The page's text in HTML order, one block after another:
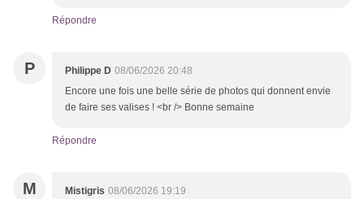
Répondre
P Philippe D 08/06/2026 20:48
Encore une fois une belle série de photos qui donnent envie
de faire ses valises ! <br /> Bonne semaine
Répondre
M Mistigris 08/06/2026 19:19